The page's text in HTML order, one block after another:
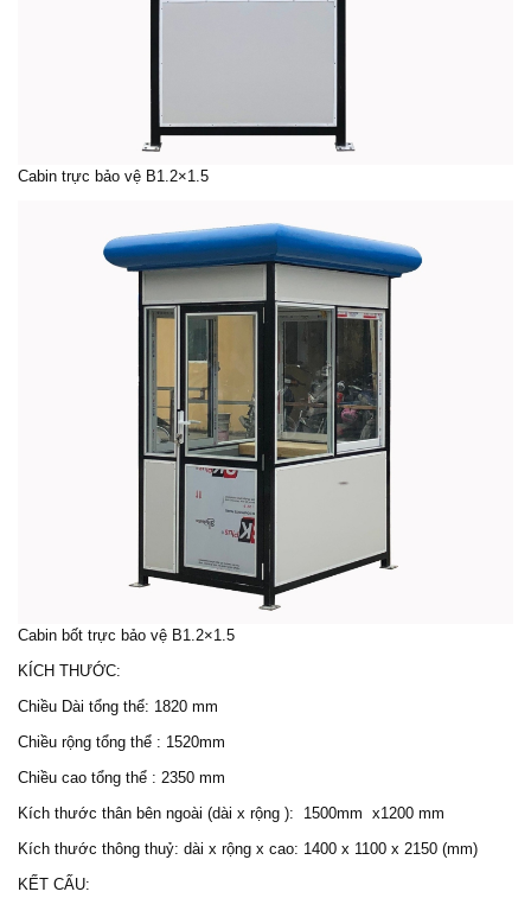
Cabin trực bảo vệ B1.2×1.5
Cabin bốt trực bảo vệ B1.2×1.5
KÍCH THƯỚC:
Chiều Dài tổng thể: 1820 mm
Chiều rộng tổng thể : 1520mm
Chiều cao tổng thể : 2350 mm
Kích thước thân bên ngoài (dài x rộng ): 1500mm x1200 mm
Kích thước thông thuỷ: dài x rộng x cao: 1400 x 1100 x 2150 (mm)
KẾT CẤU: